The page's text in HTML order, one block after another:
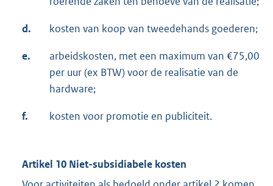
d. kosten van koop van tweedehands goederen;
e.
arbeidskosten, met een maximum van €75,00
per uur (ex BTW) voor de realisatie van de
hardware;
f. kosten voor promotie en publiciteit.
Artikel 10 Niet-subsidiabele kosten